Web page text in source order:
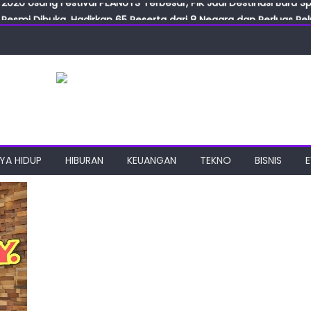
Dibuka, Hadirkan 65 Peserta dari 8 Negara dan Perluas
Usung Festival PEANUTS Terbesar, PIK Jadi Destinasi Baru
HIDUP HIBURAN KEUANGAN TEKNO BISNIS